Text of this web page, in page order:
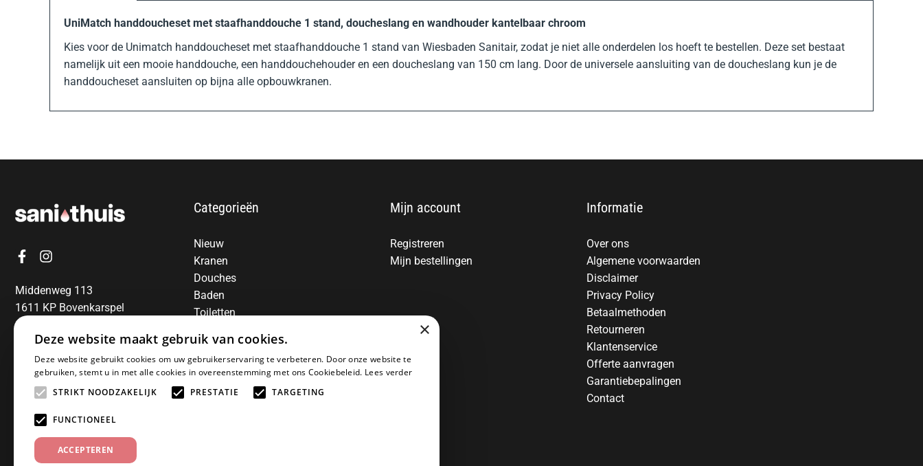
UniMatch handdoucheset met staafhanddouche 1 stand, doucheslang en wandhouder kantelbaar chroom
Kies voor de Unimatch handdoucheset met staafhanddouche 1 stand van Wiesbaden Sanitair, zodat je niet alle onderdelen los hoeft te bestellen. Deze set bestaat
namelijk uit een mooie handdouche, een handdouchehouder en een doucheslang van 150 cm lang. Door de universele aansluiting van de doucheslang kun je de
handdoucheset aansluiten op bijna alle opbouwkranen.
Middenweg 113
1611 KP Bovenkarspel
06-13850797
Categorieën
Nieuw
Kranen
Douches
Baden
Toiletten
Spiegels
Wastafels
Badkamermeubelen
Accessoires
Mijn account
Registreren
Mijn bestellingen
Informatie
Over ons
Algemene voorwaarden
Disclaimer
Privacy Policy
Betaalmethoden
Retourneren
Klantenservice
Offerte aanvragen
Garantiebepalingen
Contact
×
Deze website maakt gebruik van cookies.
Deze website gebruikt cookies om uw gebruikerservaring te verbeteren. Door onze website te
gebruiken, stemt u in met alle cookies in overeenstemming met ons Cookiebeleid. Lees verder
STRIKT NOODZAKELIJK
PRESTATIE TARGETING
FUNCTIONEEL
ACCEPTEREN